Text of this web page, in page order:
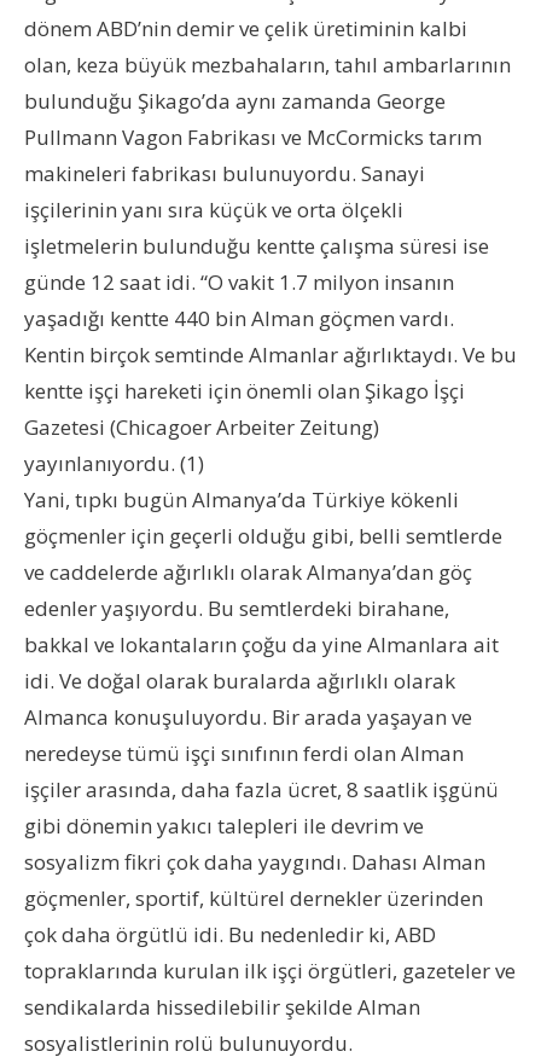
dönem ABD’nin demir ve çelik üretiminin kalbi
olan, keza büyük mezbahaların, tahıl ambarlarının
bulunduğu Şikago’da aynı zamanda George
Pullmann Vagon Fabrikası ve McCormicks tarım
makineleri fabrikası bulunuyordu. Sanayi
işçilerinin yanı sıra küçük ve orta ölçekli
işletmelerin bulunduğu kentte çalışma süresi ise
günde 12 saat idi. “O vakit 1.7 milyon insanın
yaşadığı kentte 440 bin Alman göçmen vardı.
Kentin birçok semtinde Almanlar ağırlıktaydı. Ve bu
kentte işçi hareketi için önemli olan Şikago İşçi
Gazetesi (Chicagoer Arbeiter Zeitung)
yayınlanıyordu. (1)
Yani, tıpkı bugün Almanya’da Türkiye kökenli
göçmenler için geçerli olduğu gibi, belli semtlerde
ve caddelerde ağırlıklı olarak Almanya’dan göç
edenler yaşıyordu. Bu semtlerdeki birahane,
bakkal ve lokantaların çoğu da yine Almanlara ait
idi. Ve doğal olarak buralarda ağırlıklı olarak
Almanca konuşuluyordu. Bir arada yaşayan ve
neredeyse tümü işçi sınıfının ferdi olan Alman
işçiler arasında, daha fazla ücret, 8 saatlik işgünü
gibi dönemin yakıcı talepleri ile devrim ve
sosyalizm fikri çok daha yaygındı. Dahası Alman
göçmenler, sportif, kültürel dernekler üzerinden
çok daha örgütlü idi. Bu nedenledir ki, ABD
topraklarında kurulan ilk işçi örgütleri, gazeteler ve
sendikalarda hissedilebilir şekilde Alman
sosyalistlerinin rolü bulunuyordu.